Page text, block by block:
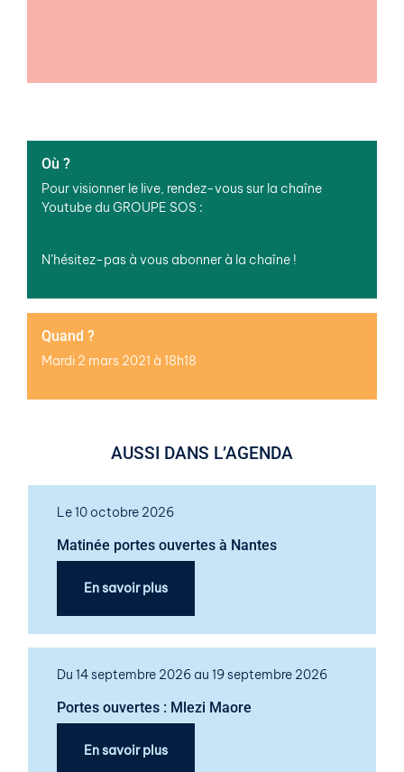
Où ?
Pour visionner le live, rendez-vous sur la chaîne
Youtube du GROUPE SOS :
N’hésitez-pas à vous abonner à la chaîne !
Quand ?
Mardi 2 mars 2021 à 18h18
AUSSI DANS L’AGENDA
Le 10 octobre 2026
Matinée portes ouvertes à Nantes
En savoir plus
Du 14 septembre 2026 au 19 septembre 2026
Portes ouvertes : Mlezi Maore
En savoir plus